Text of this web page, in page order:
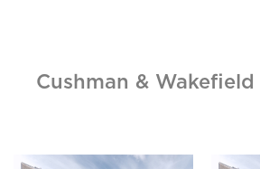
Cushman &